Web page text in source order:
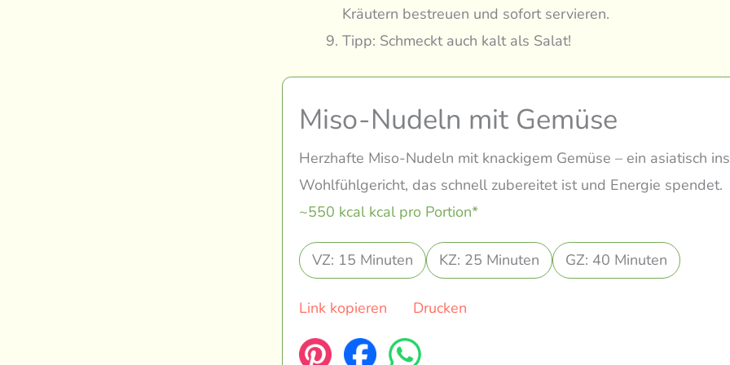
Kräutern bestreuen und sofort servieren.
Tipp: Schmeckt auch kalt als Salat!
Miso-Nudeln mit Gemüse
Herzhafte Miso-Nudeln mit knackigem Gemüse – ein asiatisch
Wohlfühlgericht, das schnell zubereitet ist und Energie spendet.
~550 kcal kcal pro Portion*
VZ: 15 Minuten KZ: 25 Minuten GZ: 40 Minuten
Link kopieren Drucken